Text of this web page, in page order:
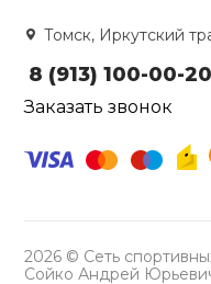
Томск, Иркутский
8 (913) 100-00-20
Заказать звонок
2026 © Сеть
Сойко Андрей